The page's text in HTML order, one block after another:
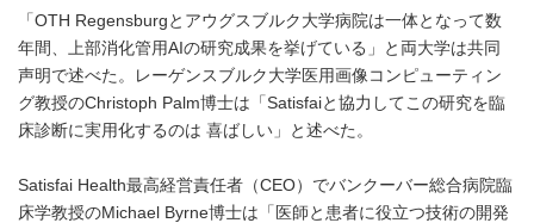
「OTH Regensburgとアウグスブルク大学病院は一体となって数
年間、上部消化管用AIの研究成果を挙げている」と両大学は共同
声明で述べた。レーゲンスブルク大学医用画像コンピューティン
グ教授のChristoph Palm博士は「Satisfaiと協力してこの研究を臨
床診断に実用化するのは 喜ばしい」と述べた。
Satisfai Health最高経営責任者（CEO）でバンクーバー総合病院臨
床学教授のMichael Byrne博士は「医師と患者に役立つ技術の開発